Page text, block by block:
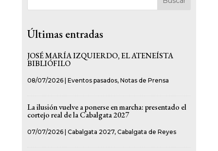
Últimas entradas
JOSÉ MARÍA IZQUIERDO, EL ATENEÍSTA
BIBLIÓFILO
08/07/2026| Eventos pasados, Notas de Prensa
La ilusión vuelve a ponerse en marcha: presentado el
cortejo real de la Cabalgata 2027
07/07/2026| Cabalgata 2027, Cabalgata de Reyes